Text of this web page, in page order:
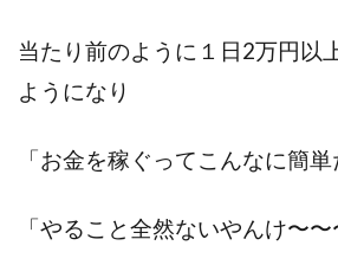
当たり前のように１日2万円以
ようになり
「お金を稼ぐってこんなに簡単
「やること全然ないやんけ〜〜